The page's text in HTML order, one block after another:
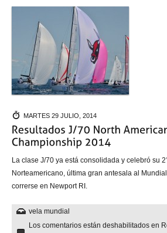
MARTES 29 JULIO, 2014
La clase J/70 ya está consolidada y celebró su
Norteamericano, última gran antesala al
correrse en Newport RI.
vela mundial
Los comentarios están deshabilitados en